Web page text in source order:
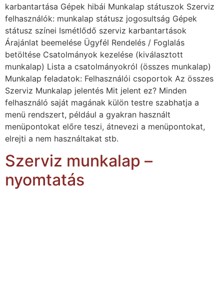
karbantartása Gépek hibái Munkalap státuszok Szerviz
felhasználók: munkalap státusz jogosultság Gépek
státusz színei Ismétlődő szerviz karbantartások
Árajánlat beemelése Ügyfél Rendelés / Foglalás
betöltése Csatolmányok kezelése (kiválasztott
munkalap) Lista a csatolmányokról (összes munkalap)
Munkalap feladatok: Felhasználói csoportok Az összes
Szerviz Munkalap jelentés Mit jelent ez? Minden
felhasználó saját magának külön testre szabhatja a
menü rendszert, például a gyakran használt
menüpontokat előre teszi, átnevezi a menüpontokat,
elrejti a nem használtakat stb.
Szerviz munkalap –
nyomtatás